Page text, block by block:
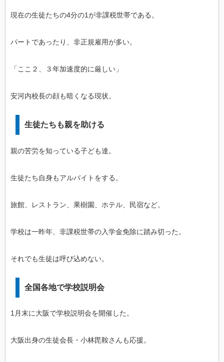
現在の生徒たちの4分の1が非課税世帯である。
パートであったり、非正規雇用が多い。
「ここ２、３年加速度的に厳しい」
安河内校長の顔も暗くなる現状。
生徒たちも親を助ける
親の苦労を知っている子ども達。
生徒たち自身もアルバイトをする。
旅館、レストラン、果樹園、ホテル、民宿など。
学校は一昨年、非課税世帯の入学金免除に踏み切った。
それでも生徒は呼び込めない。
全国各地で学校説明会
1月末に大阪で学校説明会を開催した。
大阪出身の生徒会長・小林毘鞍さんも応援。